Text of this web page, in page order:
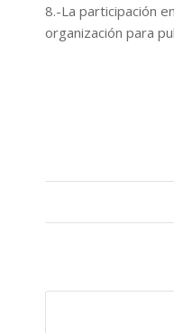
8.-La participación
organización para